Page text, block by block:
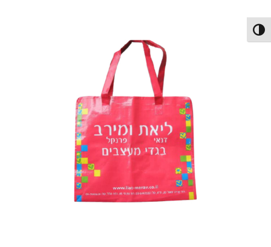
הפעל/כבה ניגודיות גבוהה